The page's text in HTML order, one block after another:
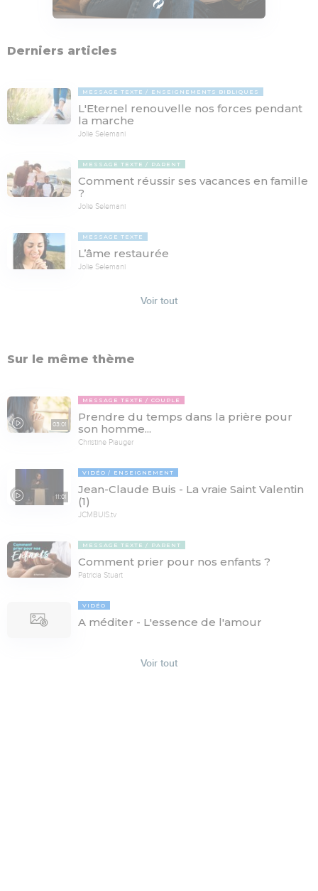
Derniers articles
MESSAGE TEXTE ENSEIGNEMENTS BIBLIQUES
L'Eternel renouvelle nos forces pendant
la marche
Jolie Selemani
MESSAGE TEXTE PARENT
Comment réussir ses vacances en famille
?
Jolie Selemani
MESSAGE TEXTE
L’âme restaurée
Jolie Selemani
Voir tout
Sur le même thème
03:01
MESSAGE TEXTE COUPLE
Prendre du temps dans la prière pour
son homme...
Christine Piauger
11:01
VIDÉO ENSEIGNEMENT
Jean-Claude Buis - La vraie Saint Valentin
(1)
JCMBUIS.tv
MESSAGE TEXTE PARENT
Comment prier pour nos enfants ?
Patricia Stuart
VIDÉO
A méditer - L'essence de l'amour
Voir tout